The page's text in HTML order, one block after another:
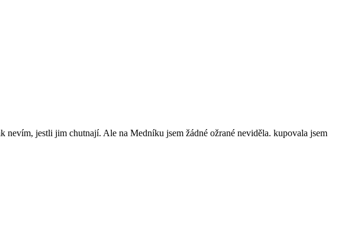
jestli jim chutnají. Ale na Medníku jsem žádné ožrané neviděla. kupovala jsem